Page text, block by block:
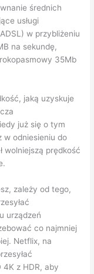
średnich
usługi
w przybliżeniu
na sekundę,
35Mb
jaką uzyskuje
już się o tym
w odniesieniu do
wolniejszą prędkość
zależy od tego,
urządzeń
co najmniej
Netflix, na
z HDR, aby